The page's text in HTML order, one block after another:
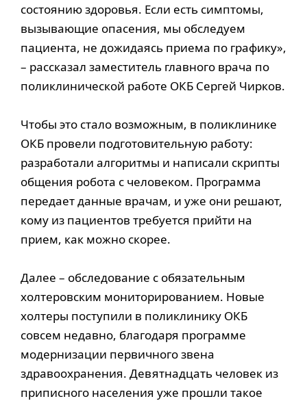
состоянию здоровья. Если есть симптомы,
вызывающие опасения, мы обследуем
пациента, не дожидаясь приема по графику»,
– рассказал заместитель главного врача по
поликлинической работе ОКБ Сергей Чирков.
Чтобы это стало возможным, в поликлинике
ОКБ провели подготовительную работу:
разработали алгоритмы и написали скрипты
общения робота с человеком. Программа
передает данные врачам, и уже они решают,
кому из пациентов требуется прийти на
прием, как можно скорее.
Далее – обследование с обязательным
холтеровским мониторированием. Новые
холтеры поступили в поликлинику ОКБ
совсем недавно, благодаря программе
модернизации первичного звена
здравоохранения. Девятнадцать человек из
приписного населения уже прошли такое